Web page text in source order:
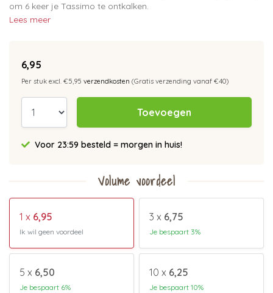
om 6 keer je Tassimo te ontkalken.
Lees meer
6,95
Per stuk excl. €5,95 verzendkosten (Gratis verzending vanaf €40)
Toevoegen
Voor 23:59 besteld = morgen in huis!
Volume voordeel
1 x 6,95
Ik wil geen voordeel
3 x 6,75
Je bespaart 3%
5 x 6,50
Je bespaart 6%
10 x 6,25
Je bespaart 10%